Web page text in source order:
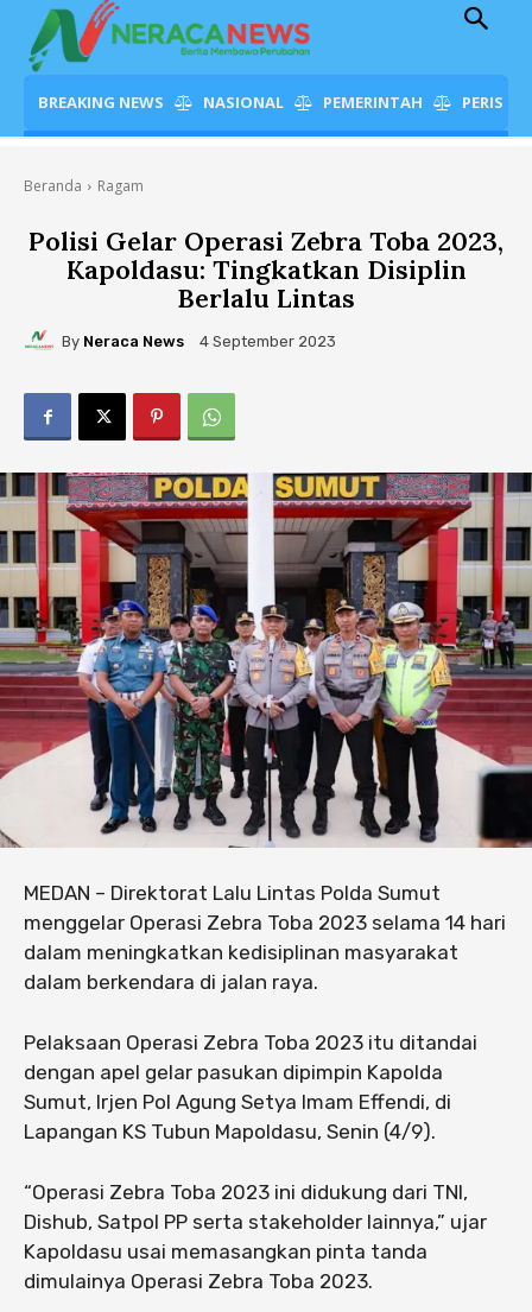
BREAKING NEWS NASIONAL PEMERINTAH
Beranda Ragam
Polisi Gelar Operasi Zebra Toba 2023,
Kapoldasu: Tingkatkan Disiplin
Berlalu Lintas
By Neraca News 4 September 2023
MEDAN – Direktorat Lalu Lintas Polda Sumut
menggelar Operasi Zebra Toba 2023 selama 14 hari
dalam meningkatkan kedisiplinan masyarakat
dalam berkendara di jalan raya.
Pelaksaan Operasi Zebra Toba 2023 itu ditandai
dengan apel gelar pasukan dipimpin Kapolda
Sumut, Irjen Pol Agung Setya Imam Effendi, di
Lapangan KS Tubun Mapoldasu, Senin (4/9).
“Operasi Zebra Toba 2023 ini didukung dari TNI,
Dishub, Satpol PP serta stakeholder lainnya,” ujar
Kapoldasu usai memasangkan pinta tanda
dimulainya Operasi Zebra Toba 2023.